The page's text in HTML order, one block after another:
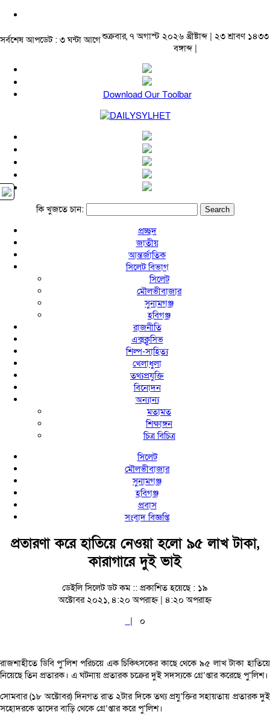
সর্বশেষ আপডেট : ৩ ঘন্টা আগেশুক্রবার, ৭ অগাস্ট ২০২৬ খ্রীষ্টাব্দ | ২৩ শ্রাবণ ১৪৩৩
বঙ্গাব্দ |
Download Our Toolbar
কি খুজতে চান:
প্রচ্ছদ
জাতীয়
আন্তর্জাতিক
সিলেট বিভাগ
সিলেট
মৌলভীবাজার
সুনামগঞ্জ
হবিগঞ্জ
রাজনীতি
এক্সক্লুসিভ
শিল্প-সাহিত্য
খেলাধুলা
তথ্যপ্রযুক্তি
বিনোদন
অন্যান্য
মতামত
শিক্ষাঙ্গন
চিত্র বিচিত্র
সিলেট
মৌলভীবাজার
সুনামগঞ্জ
হবিগঞ্জ
প্রবাস
সংবাদ বিজ্ঞপ্তি
প্রতারণা করে হাতিয়ে নেওয়া হলো ৯৫ লাখ টাকা,
কারাগারে দুই ভাই
ডেইলি সিলেট ডট কম :: প্রকাশিত হয়েছে : ১৯
অক্টোবর ২০২১, ৪:২০ অপরাহ্ন | ৪:২০ অপরাহ্ন
|
০
রাজশাহীতে ডিবি পু’লিশ পরিচয়ে এক চিকিৎসকের কাছে থেকে ৯৫ লাখ টাকা হাতিয়ে
নিয়েছে তিন প্রতারক। এ ঘটনায় প্রতারক চক্রের দুই সদস্যকে গ্রে’প্তার করেছে পু’লিশ।
সোমবার (১৮ অক্টোবর) দিনগত রাত ২টার দিকে তথ্য প্রযু’ক্তির সহায়তায় প্রতারক দুই
সহোদরকে তাদের বাড়ি থেকে গ্রে’প্তার করে পু’লিশ।